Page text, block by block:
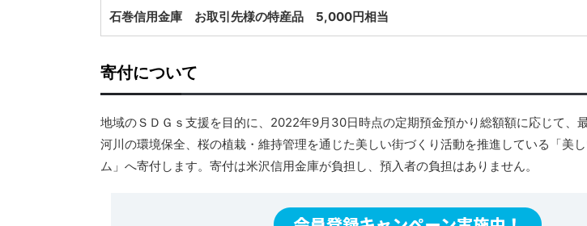
石巻信用金庫 お取引先様の特産品 5,000円相当
寄付について
地域のＳＤＧｓ支援を目的に、2022年9月30日時点の定期預金預かり総額額に応じて、
河川の環境保全、桜の植栽・維持管理を通じた美しい街づくり活動を推進している「美
ム」へ寄付します。寄付は米沢信用金庫が負担し、預入者の負担はありません。